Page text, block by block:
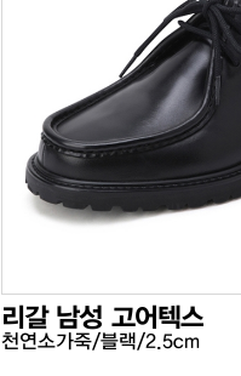
리갈 남성 고어텍스
천연소가죽/블랙/2.5cm